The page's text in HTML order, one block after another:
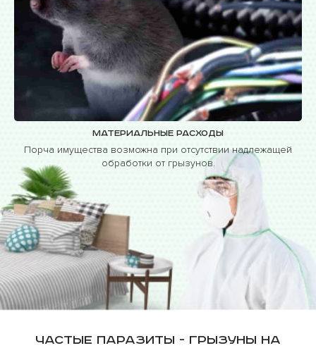
Материальные расходы
Порча имущества возможна при отсутствии надлежащей
обработки от грызунов.
Частые паразиты - грызуны на